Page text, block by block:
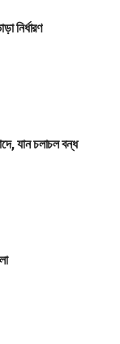
নির্ধারণ
যান চলাচল বন্ধ